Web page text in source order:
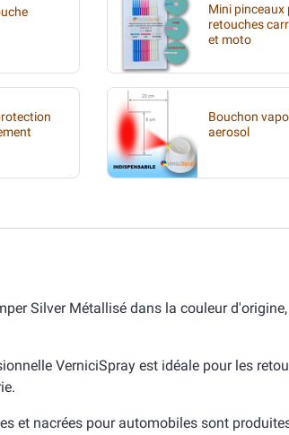
Mini pinceaux
retouches
et moto
Bouchon
aerosol
Silver Métallisé dans la couleur
VerniciSpray est idéale pour les
et nacrées pour automobiles sont